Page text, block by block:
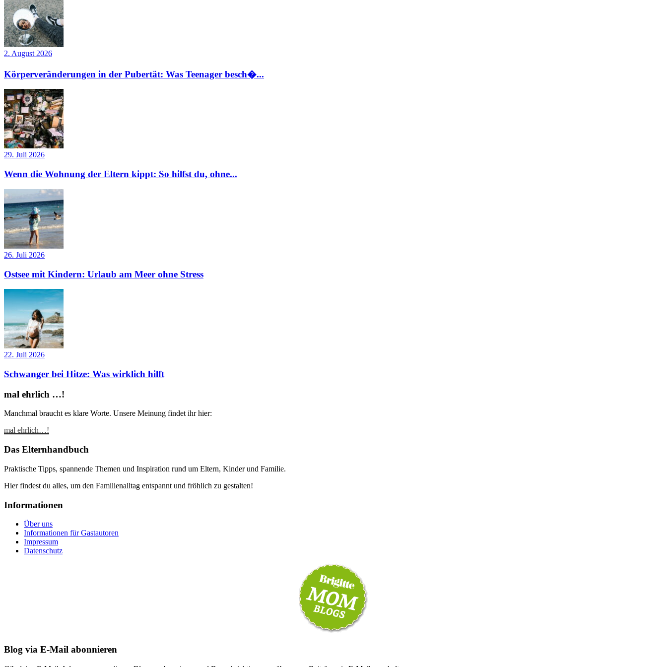
2. August 2026
Körperveränderungen in der Pubertät: Was Teenager besch�...
29. Juli 2026
Wenn die Wohnung der Eltern kippt: So hilfst du, ohne...
26. Juli 2026
Ostsee mit Kindern: Urlaub am Meer ohne Stress
22. Juli 2026
Schwanger bei Hitze: Was wirklich hilft
mal ehrlich …!
Manchmal braucht es klare Worte. Unsere Meinung findet ihr hier:
mal ehrlich…!
Das Elternhandbuch
Praktische Tipps, spannende Themen und Inspiration rund um Eltern, Kinder und Familie.
Hier findest du alles, um den Familienalltag entspannt und fröhlich zu gestalten!
Informationen
Über uns
Informationen für Gastautoren
Impressum
Datenschutz
Blog via E-Mail abonnieren